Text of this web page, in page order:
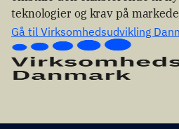
teknologier og krav på
Gå til Virksomhedsudvikling